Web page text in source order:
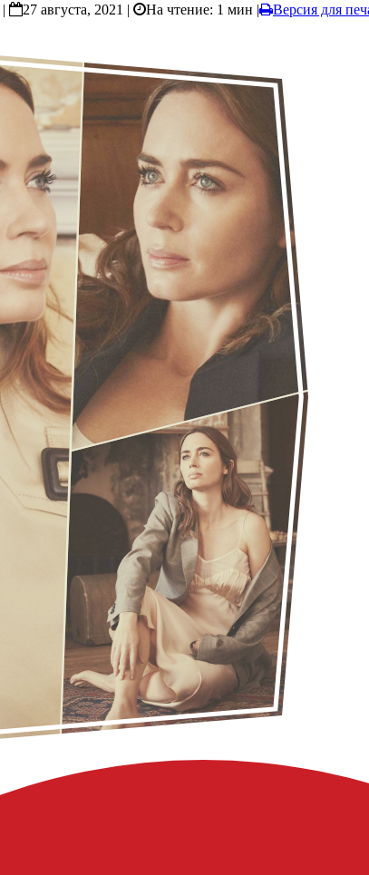
| 27 августа, 2021 | На чтение: 1 мин |
Версия для